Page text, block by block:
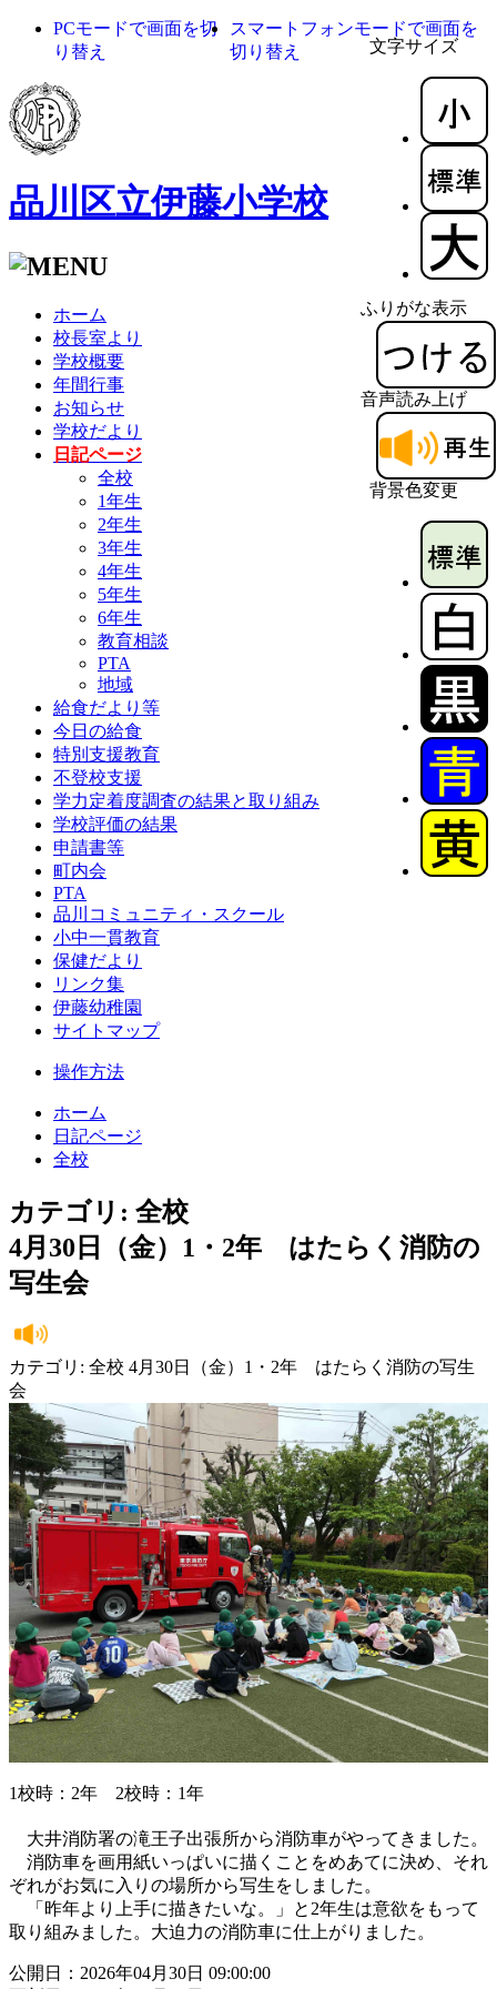
文字サイズ
ふりがな表示
音声読み上げ
背景色変更
PCモードで画面を切
り替え
スマートフォンモードで画面を
切り替え
品川区立伊藤小学校
ホーム
校長室より
学校概要
年間行事
お知らせ
学校だより
日記ページ
全校
1年生
2年生
3年生
4年生
5年生
6年生
教育相談
PTA
地域
給食だより等
今日の給食
特別支援教育
不登校支援
学力定着度調査の結果と取り組み
学校評価の結果
申請書等
町内会
PTA
品川コミュニティ・スクール
小中一貫教育
保健だより
リンク集
伊藤幼稚園
サイトマップ
操作方法
ホーム
日記ページ
全校
カテゴリ: 全校
4月30日（金）1・2年 はたらく消防の
写生会
カテゴリ: 全校 4月30日（金）1・2年 はたらく消防の写生
会
1校時：2年 2校時：1年
大井消防署の滝王子出張所から消防車がやってきました。
消防車を画用紙いっぱいに描くことをめあてに決め、それ
ぞれがお気に入りの場所から写生をしました。
「昨年より上手に描きたいな。」と2年生は意欲をもって
取り組みました。大迫力の消防車に仕上がりました。
公開日：2026年04月30日 09:00:00